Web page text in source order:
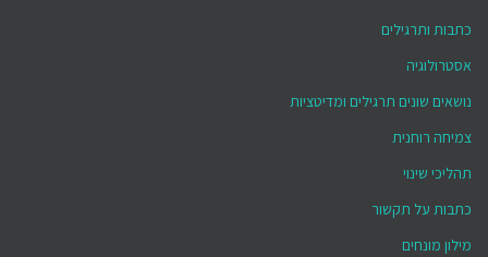
כתבות ותרגילים
אסטרולוגיה
נושאים שונים תרגילים ומדיטציות
צמיחה רוחנית
תהליכי שינוי
כתבות על תקשור
מילון מונחים